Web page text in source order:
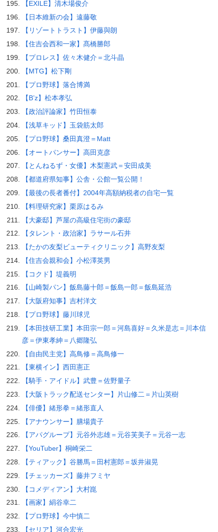
【EXILE】清木場俊介
【日本維新の会】遠藤敬
【リゾートトラスト】伊藤與朗
【住吉会西和一家】髙橋勝郎
【プロレス】佐々木健介＝北斗晶
【MTG】松下剛
【プロ野球】落合博満
【B’z】松本孝弘
【政治評論家】竹田恒泰
【浅草キッド】玉袋筋太郎
【プロ野球】桑田真澄＝Matt
【オートパンサー】高田克彦
【とんねるず・女優】木梨憲武＝安田成美
【都道府県知事】公舎・公館一覧公開！
【最後の長者番付】2004年高額納税者の自宅一覧
【料理研究家】栗原はるみ
【大豪邸】芦屋の高級住宅街の豪邸
【タレント・政治家】ラサール石井
【たかの友梨ビューティクリニック】高野友梨
【住吉会親和会】小松澤英男
【コクド】堤義明
【山崎製パン】飯島藤十郎＝飯島一郎＝飯島延浩
【大阪府知事】吉村洋文
【プロ野球】藤川球児
【本田技研工業】本田宗一郎＝河島喜好＝久米是志＝川本信
彦＝伊東孝紳＝八郷隆弘
【自由民主党】高鳥修＝高鳥修一
【東横イン】西田憲正
【騎手・アイドル】武豊＝佐野量子
【大阪トラック配送センター】片山修二＝片山英樹
【俳優】緒形拳＝緒形直人
【アナウンサー】膳場貴子
【アパグループ】元谷外志雄＝元谷芙美子＝元谷一志
【YouTuber】桐崎栄二
【ティアック】谷勝馬＝田村憲郎＝坂井淑晃
【チェッカーズ】藤井フミヤ
【コメディアン】大村崑
【画家】絹谷幸二
【プロ野球】今中慎二
【セリア】河合宏光